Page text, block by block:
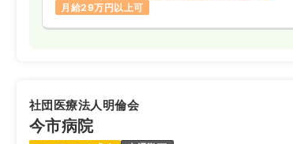
月給29万円以上可
社団医療法人明倫会
今市病院